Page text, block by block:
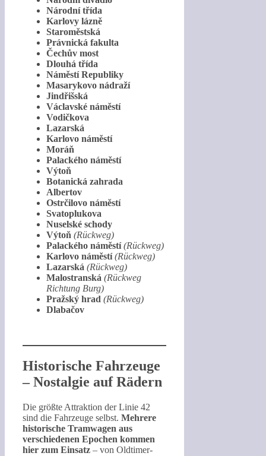
Národní třída
Karlovy lázně
Staroměstská
Právnická fakulta
Čechův most
Dlouhá třída
Náměstí Republiky
Masarykovo nádraží
Jindřišská
Václavské náměstí
Vodičkova
Lazarská
Karlovo náměstí
Moráň
Palackého náměstí
Výtoň
Botanická zahrada
Albertov
Ostrčilovo náměstí
Svatoplukova
Nuselské schody
Výtoň (Rückweg)
Palackého náměstí (Rückweg)
Karlovo náměstí (Rückweg)
Lazarská (Rückweg)
Malostranská (Rückweg
Richtung Burg)
Pražský hrad (Rückweg)
Dlabačov
Historische Fahrzeuge
– Nostalgie auf Rädern
Die größte Attraktion der Linie 42
sind die Fahrzeuge selbst. Mehrere
historische Tramwagen aus
verschiedenen Epochen kommen
hier zum Einsatz – von Oldtimer-